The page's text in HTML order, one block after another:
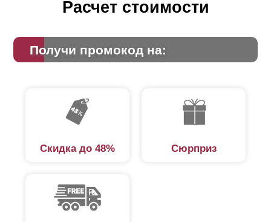
Расчет стоимости
Получи промокод на:
Скидка до 48% Сюрприз